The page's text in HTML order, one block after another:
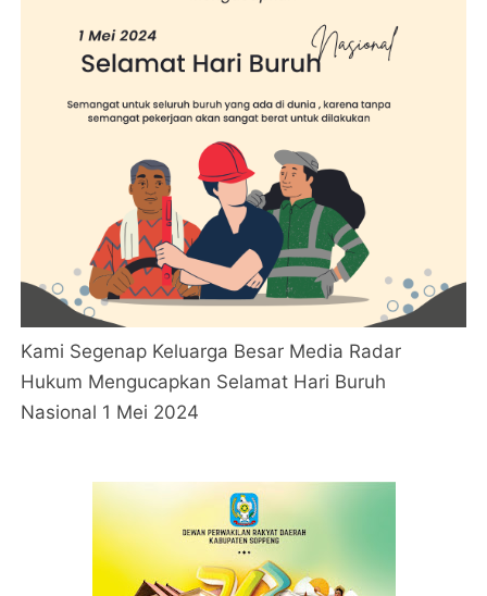
Kami Segenap Keluarga Besar Media Radar
Hukum Mengucapkan Selamat Hari Buruh
Nasional 1 Mei 2024